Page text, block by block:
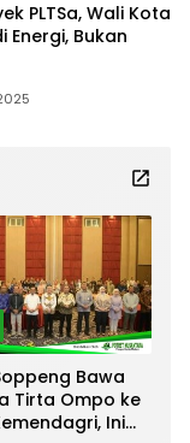
PLTSa, Wali Kota
Energi, Bukan
Bawa
Tirta Ompo ke
Ini